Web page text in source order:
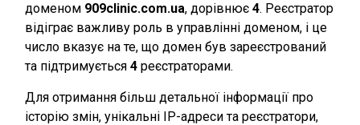
доменом 909clinic.com.ua, дорівнює 4. Реєстратор
відіграє важливу роль в управлінні доменом, і це
число вказує на те, що домен був зареєстрований
та підтримується 4 реєстраторами.
Для отримання більш детальної інформації про
історію змін, унікальні IP-адреси та реєстратори,